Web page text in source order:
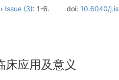
Issue (3): 1-6. doi: 10.6040/
床应用及意义